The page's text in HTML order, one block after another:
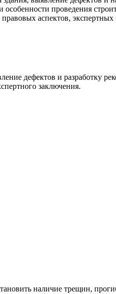
особенности проведения
аспектов,
дефектов и разработку
заключения.
наличие трещин,